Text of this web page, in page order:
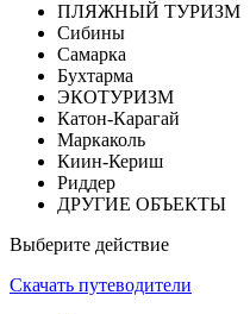
ПЛЯЖНЫЙ ТУРИЗМ
Сибины
Самарка
Бухтарма
ЭКОТУРИЗМ
Катон-Карагай
Маркаколь
Киин-Кериш
Риддер
ДРУГИЕ ОБЪЕКТЫ
Выберите действие
Скачать путеводители